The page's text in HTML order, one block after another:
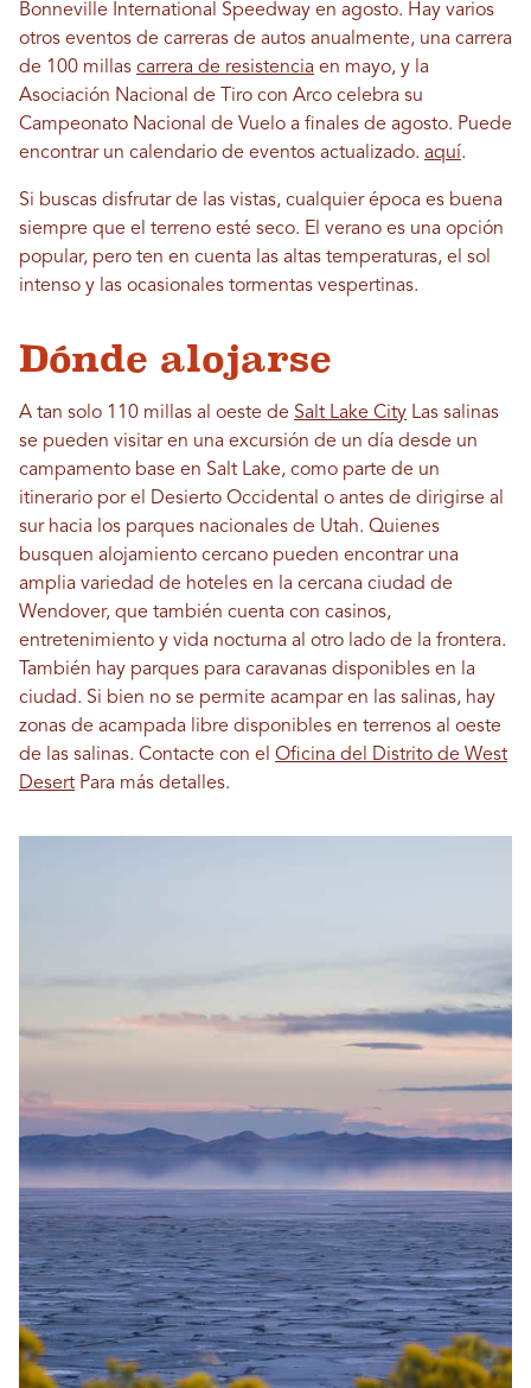
Bonneville International Speedway en agosto. Hay varios
otros eventos de carreras de autos anualmente, una carrera
de 100 millas carrera de resistencia en mayo, y la
Asociación Nacional de Tiro con Arco celebra su
Campeonato Nacional de Vuelo a finales de agosto. Puede
encontrar un calendario de eventos actualizado. aquí.
Si buscas disfrutar de las vistas, cualquier época es buena
siempre que el terreno esté seco. El verano es una opción
popular, pero ten en cuenta las altas temperaturas, el sol
intenso y las ocasionales tormentas vespertinas.
Dónde alojarse
A tan solo 110 millas al oeste de Salt Lake City Las salinas
se pueden visitar en una excursión de un día desde un
campamento base en Salt Lake, como parte de un
itinerario por el Desierto Occidental o antes de dirigirse al
sur hacia los parques nacionales de Utah. Quienes
busquen alojamiento cercano pueden encontrar una
amplia variedad de hoteles en la cercana ciudad de
Wendover, que también cuenta con casinos,
entretenimiento y vida nocturna al otro lado de la frontera.
También hay parques para caravanas disponibles en la
ciudad. Si bien no se permite acampar en las salinas, hay
zonas de acampada libre disponibles en terrenos al oeste
de las salinas. Contacte con el Oficina del Distrito de West
Desert Para más detalles.